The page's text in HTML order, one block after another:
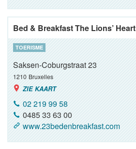
Bed & Breakfast The Lions’ Heart
TOERISME
Saksen-Coburgstraat 23
1210 Bruxelles
ZIE KAART
02 219 99 58
0485 33 63 00
www.23bedenbreakfast.com